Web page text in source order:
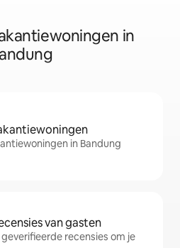
in
in Bandung
van gasten
geverifieerde recensies om je